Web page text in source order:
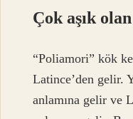
Çok aşık
“Poliamori” kök
Latince’den gelir.
anlamına gelir ve